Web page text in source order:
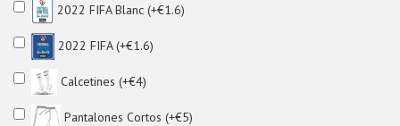
2022 FIFA Blanc (+€1.6)
2022 FIFA (+€1.6)
Calcetines (+€4)
Pantalones Cortos (+€5)